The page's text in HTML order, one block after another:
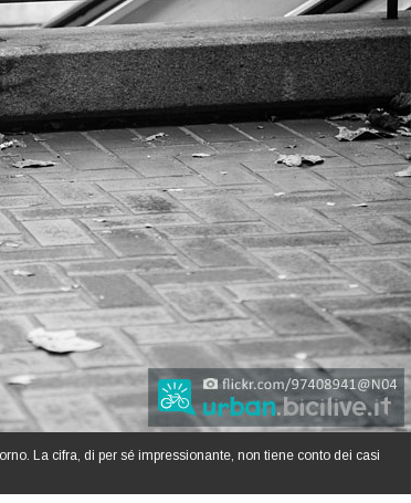
La cifra, di per sé impressionante, non tiene conto dei casi